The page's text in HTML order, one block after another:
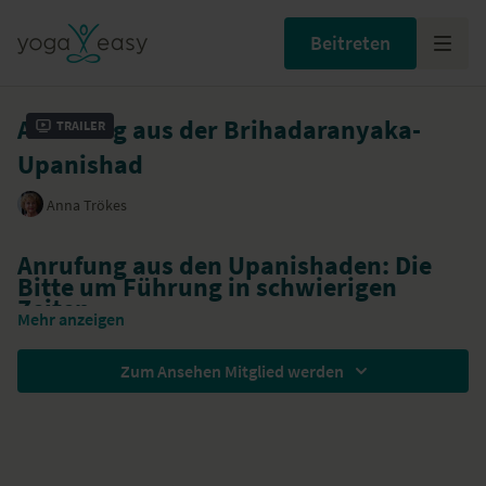
Beitreten
Trailer
Anrufung aus der Brihadaranyaka-
Upanishad
Anna Trökes
Anrufung aus den Upanishaden: Die
Bitte um Führung in schwierigen
Zeiten
Asato ma sat gamaye
tamaso ma jyotir gamaye
Mehr anzeigen
Zum Ansehen Mitglied werden